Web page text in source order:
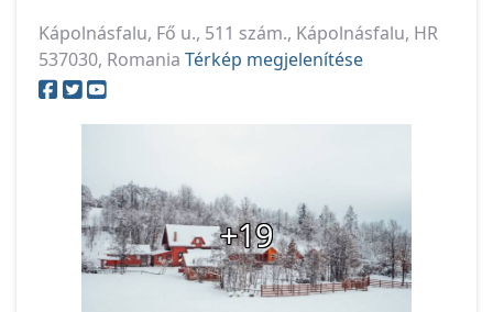
Kápolnásfalu, Fő u., 511 szám., Kápolnásfalu, HR
537030, Romania Térkép megjelenítése
+19